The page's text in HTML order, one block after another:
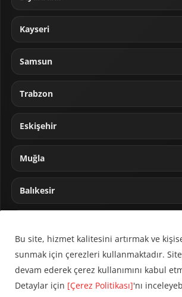
Kayseri
Samsun
Trabzon
Eskişehir
Muğla
Balıkesir
Bu site, hizmet kalitesini artırmak ve
sunmak için çerezleri kullanmaktadır.
devam ederek çerez kullanımını kabul
Detaylar için [Çerez Politikası]'nı